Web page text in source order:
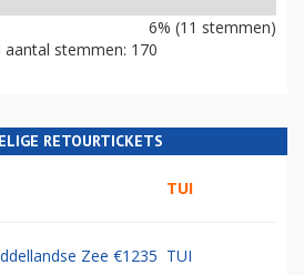
6% (11 stemmen)
aantal stemmen: 170
RETOURTICKETS
TUI
Zee €1235 TUI